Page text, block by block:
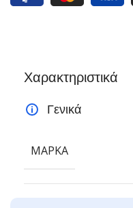
Χαρακτηριστικά
Γενικά
ΜΆΡΚΑ